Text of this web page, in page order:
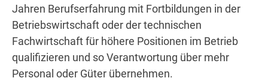
Jahren Berufserfahrung mit Fortbildungen in der
Betriebswirtschaft oder der technischen
Fachwirtschaft für höhere Positionen im Betrieb
qualifizieren und so Verantwortung über mehr
Personal oder Güter übernehmen.